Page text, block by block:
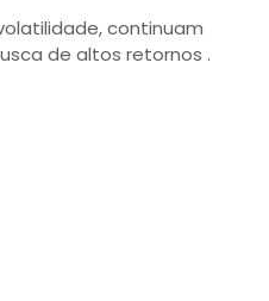
continuam
de altos retornos .